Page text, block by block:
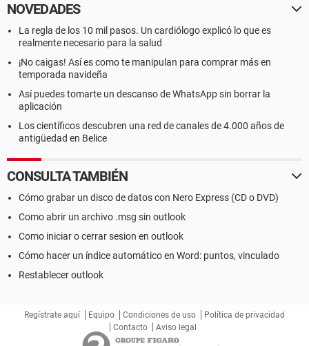
NOVEDADES
La regla de los 10 mil pasos. Un cardiólogo explicó lo que es
realmente necesario para la salud
¡No caigas! Así es como te manipulan para comprar más en
temporada navideña
Así puedes tomarte un descanso de WhatsApp sin borrar la
aplicación
Los científicos descubren una red de canales de 4.000 años de
antigüedad en Belice
CONSULTA TAMBIÉN
Cómo grabar un disco de datos con Nero Express (CD o DVD)
Como abrir un archivo .msg sin outlook
Como iniciar o cerrar sesion en outlook
Cómo hacer un índice automático en Word: puntos, vinculado
Restablecer outlook
Regístrate aquí Equipo Condiciones de uso
Política de privacidad
Contacto
Aviso legal